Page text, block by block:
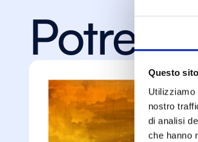
Questo
Utilizziamo
nostro
di analisi
che hanno